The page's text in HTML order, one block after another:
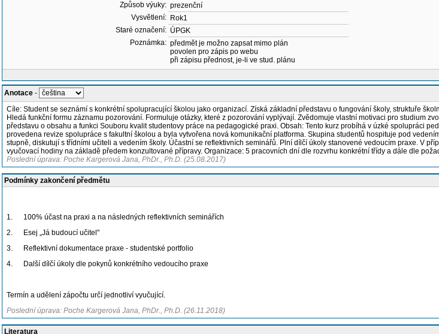
Způsob výuky: prezenční
Vysvětlení: Rok1
Staré označení: ÚPGK
Poznámka: předmět je možno zapsat mimo plán
povolen pro zápis po webu
při zápisu přednost, je-li ve stud. plánu
Anotace -
Cíle: Student se seznámí s konkrétní spolupracující školou jako organizací. Získá základní představu o fungování školy, struktuře
Hledá funkční formu záznamu pozorování. Formuluje otázky, které z pozorování vyplývají. Zvědomuje vlastní motivaci pro studium
představu o obsahu a funkci Souboru kvalit studentovy práce na pedagogické praxi. Obsah: Tento kurz probíhá v úzké spolupráci
provedena revize spolupráce s fakultní školou a byla vytvořena nová komunikační platforma. Skupina studentů hospituje pod
stupně, diskutují s třídními učiteli a vedením školy. Účastní se reflektivních seminářů. Plní dílčí úkoly stanovené vedoucím praxe. V
vyučovací hodiny na základě předem konzultované přípravy. Organizace: 5 pracovních dní dle rozvrhu konkrétní třídy a dále dle
Poslední úprava: Poche Kargerová Jana, PhDr., Ph.D. (25.08.2017)
Podmínky zakončení předmětu
1. 100% účast na praxi a na následných reflektivních seminářích
2. Esej „Já budoucí učitel"
3. Reflektivní dokumentace praxe - studentské portfolio
4. Další dílčí úkoly dle pokynů konkrétního vedoucího praxe
Termín a udělení zápočtu určí jednotliví vyučující.
Poslední úprava: Poche Kargerová Jana, PhDr., Ph.D. (26.11.2018)
Literatura